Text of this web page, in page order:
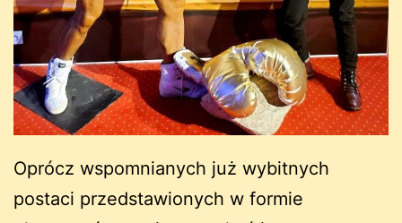
Oprócz wspomnianych już wybitnych
postaci przedstawionych w formie